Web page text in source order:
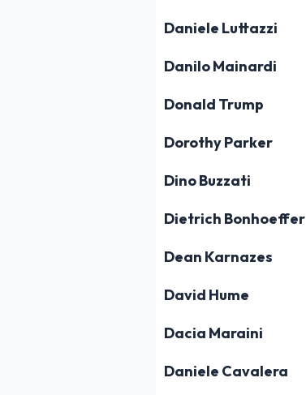
Daniele Luttazzi
Danilo Mainardi
Donald Trump
Dorothy Parker
Dino Buzzati
Dietrich Bonhoeffer
Dean Karnazes
David Hume
Dacia Maraini
Daniele Cavalera